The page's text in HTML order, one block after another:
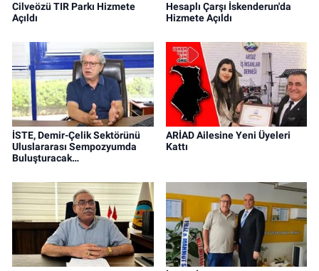
Cilveözü TIR Parkı Hizmete
Açıldı
Hesaplı Çarşı İskenderun'da
Hizmete Açıldı
İSTE, Demir-Çelik Sektörünü
Uluslararası Sempozyumda
Buluşturacak…
ARİAD Ailesine Yeni Üyeleri
Kattı